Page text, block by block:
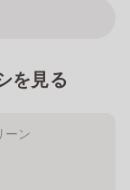
を見る
ーン